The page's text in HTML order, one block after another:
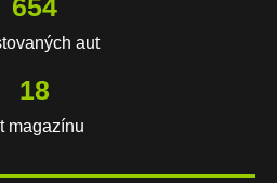
654
aut
18
magazínu